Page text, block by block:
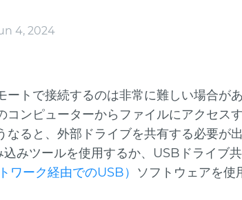
4, 2024
ートで接続するのは非常に難しい場合が
コンピューターからファイルにアクセス
なると、外部ドライブを共有する必要が
みツールを使用するか、USBドライブ
ーク経由でのUSB） ソフトウェアを使